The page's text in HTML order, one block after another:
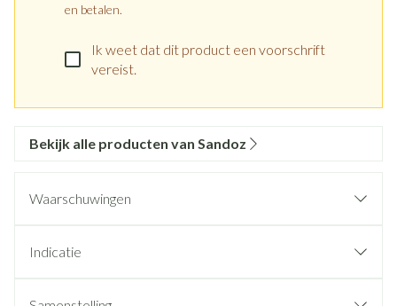
en betalen.
Ik weet dat dit product een voorschrift
vereist.
Bekijk alle producten van Sandoz
Waarschuwingen
Indicatie